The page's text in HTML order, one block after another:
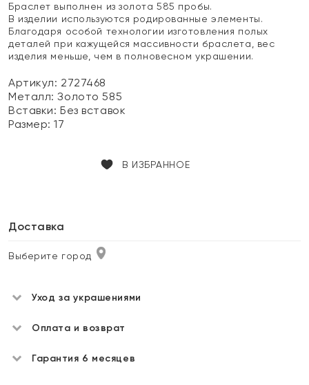
Браслет выполнен из золота 585 пробы.
В изделии используются родированные элементы.
Благодаря особой технологии изготовления полых
деталей при кажущейся массивности браслета, вес
изделия меньше, чем в полновесном украшении.
Артикул: 2727468
Металл:Золото 585
Вставки:Без вставок
Размер:17
В ИЗБРАННОЕ
Доставка
Выберите город
Уход за украшениями
Оплата и возврат
Гарантия 6 месяцев